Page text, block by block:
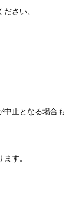
さい。
中止となる場合も
す。